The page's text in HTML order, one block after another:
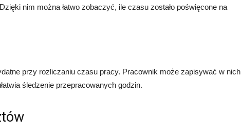
nim można łatwo zobaczyć, ile czasu zostało poświęcone na
przy rozliczaniu czasu pracy. Pracownik może zapisywać w nich
śledzenie przepracowanych godzin.